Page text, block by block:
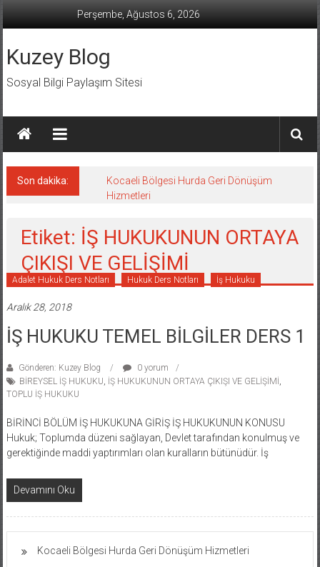
Perşembe, Ağustos 6, 2026
Kuzey Blog
Sosyal Bilgi Paylaşım Sitesi
Son dakika:
Kocaeli Bölgesi Hurda Geri Dönüşüm
Hizmetleri
Etiket: İŞ HUKUKUNUN ORTAYA
ÇIKIŞI VE GELİŞİMİ
Adalet Hukuk Ders Notları Hukuk Ders Notları İş Hukuku
Aralık 28, 2018
İŞ HUKUKU TEMEL BİLGİLER DERS 1
Gönderen: Kuzey Blog
0 yorum
BİREYSEL İŞ HUKUKU, İŞ HUKUKUNUN ORTAYA ÇIKIŞI VE GELİŞİMİ,
TOPLU İŞ HUKUKU
BİRİNCİ BÖLÜM İŞ HUKUKUNA GİRİŞ İŞ HUKUKUNUN KONUSU
Hukuk; Toplumda düzeni sağlayan, Devlet tarafından konulmuş ve
gerektiğinde maddi yaptırımları olan kuralların bütünüdür. İş
Devamını Oku
Kocaeli Bölgesi Hurda Geri Dönüşüm Hizmetleri